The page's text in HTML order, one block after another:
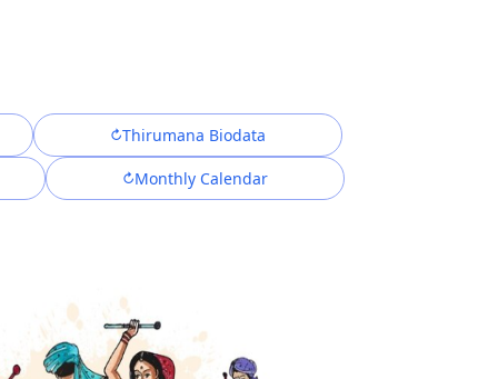
Thirumana Biodata
Monthly Calendar